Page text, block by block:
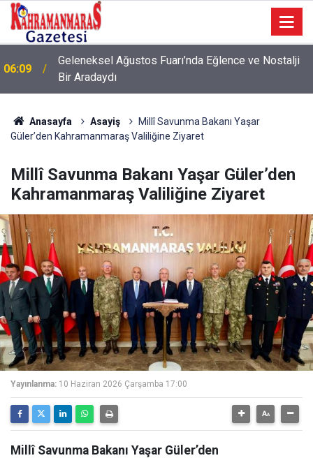
06:09
Geleneksel Ağustos Fuarı’nda Eğlence ve Nostalji
Bir Aradaydı
Anasayfa Asayiş
Millî Savunma Bakanı Yaşar
Güler’den Kahramanmaraş Valiliğine Ziyaret
Millî Savunma Bakanı Yaşar Güler’den
Kahramanmaraş Valiliğine Ziyaret
Yayınlanma: 10 Haziran 2026 Çarşamba 17:00
Millî Savunma Bakanı Yaşar Güler’den